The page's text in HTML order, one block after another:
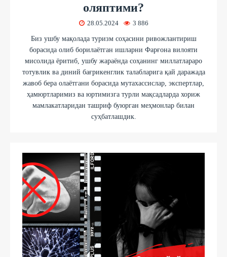
оляптими?
28.05.2024 3 886
Биз ушбу мақолада туризм соҳасини ривожлантириш
борасида олиб борилаётган ишларни Фарғона вилояти
мисолида ёритиб, ушбу жараёнда соҳанинг миллатлараро
тотувлик ва диний бағрикенглик талабларига қай даражада
жавоб бера олаётгани борасида мутахассислар, экспертлар,
ҳамюртларимиз ва юртимизга турли мақсадларда хориж
мамлакатларидан ташриф буюрган меҳмонлар билан
суҳбатлашдик.